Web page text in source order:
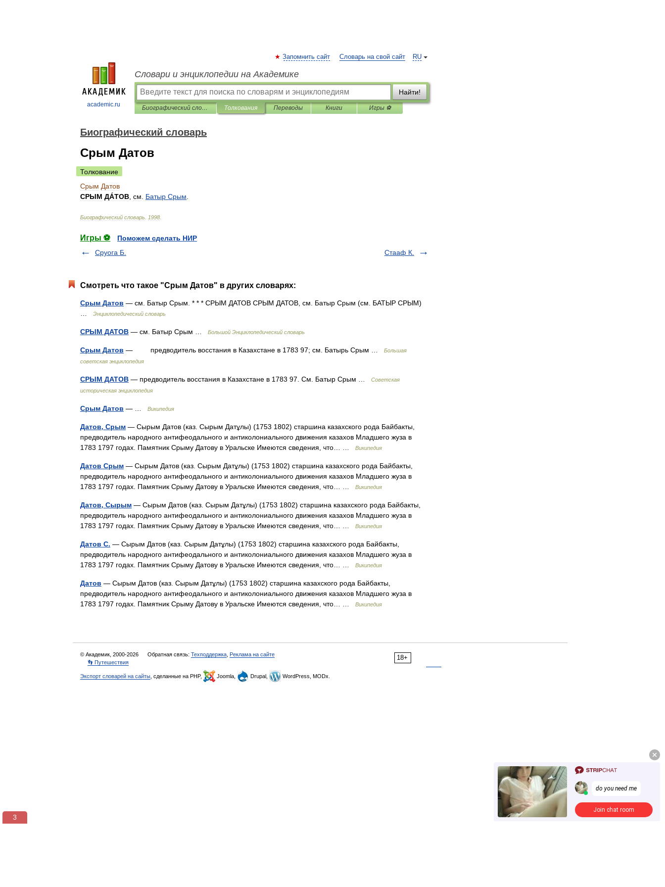
academic.ru
RU
Запомнить сайт Словарь на свой сайт
Словари и энциклопедии на Академике
Найти!
Биографический словарь Толкования Переводы Книги Игры ⚽
Биографический словарь
Срым Датов
Толкование
Срым Датов
СРЫМ ДÁТОВ см Батыр Срым
Биографический словарь 1998
Игры ⚽
Поможем сделать НИР
Сруога Б.
Стааф К.
Смотреть что такое "Срым Датов" в других словарях:
Срым Датов — см. Батыр Срым. * * * СРЫМ ДАТОВ СРЫМ ДАТОВ, см. Батыр Срым (см. БАТЫР СРЫМ)
Энциклопедический словарь
СРЫМ ДАТОВ — см. Батыр Срым … Большой Энциклопедический словарь
Срым Датов — предводитель восстания в Казахстане в 1783 97; см. Батырь Срым …
Большая
советская энциклопедия
СРЫМ ДАТОВ — предводитель восстания в Казахстане в 1783 97. См. Батыр Срым …
Советская
историческая энциклопедия
Срым Датов — … Википедия
Датов, Срым — Сырым Датов (каз. Сырым Датұлы) (1753 1802) старшина казахского рода Байбакты,
предводитель народного антифеодального и антиколониального движения казахов Младшего жуза в
1783 1797 годах. Памятник Срыму Датову в Уральске Имеются сведения, что… …
Википедия
Датов Срым — Сырым Датов (каз. Сырым Датұлы) (1753 1802) старшина казахского рода Байбакты,
предводитель народного антифеодального и антиколониального движения казахов Младшего жуза в
1783 1797 годах. Памятник Срыму Датову в Уральске Имеются сведения, что… …
Википедия
Датов, Сырым — Сырым Датов (каз. Сырым Датұлы) (1753 1802) старшина казахского рода Байбакты,
предводитель народного антифеодального и антиколониального движения казахов Младшего жуза в
1783 1797 годах. Памятник Срыму Датову в Уральске Имеются сведения, что… …
Википедия
Датов С. — Сырым Датов (каз. Сырым Датұлы) (1753 1802) старшина казахского рода Байбакты,
предводитель народного антифеодального и антиколониального движения казахов Младшего жуза в
1783 1797 годах. Памятник Срыму Датову в Уральске Имеются сведения, что… …
Википедия
Датов — Сырым Датов (каз. Сырым Датұлы) (1753 1802) старшина казахского рода Байбакты,
предводитель народного антифеодального и антиколониального движения казахов Младшего жуза в
1783 1797 годах. Памятник Срыму Датову в Уральске Имеются сведения, что… …
Википедия
18+
© Академик, 2000-2026 Обратная связь: Техподдержка Реклама на сайте
👣 Путешествия
Экспорт словарей на сайты , сделанные на PHP, Joomla, Drupal, WordPress, MODx.
3